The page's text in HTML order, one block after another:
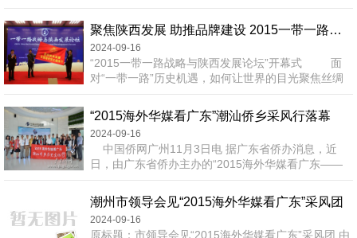
西又当如何依托资源优势实施好“一带一路”？如何让
陕西优秀品牌及品牌企业走出陕西、享誉全国、迈向
世界？围绕“一带一路战略下陕西的机遇与挑战”这一
主题，由中共陕西省委网信办指导，人民日报海外版
官方网站海外网主办，人民日报海外网品牌频道承办
聚焦陕西发展 助推品牌建设 2015一带一路战略与陕西发展论坛在西安隆重召开
2024-09-16
“2015一带一路战略与陕西发展论坛”开幕式 面
对“一带一路”历史机遇，如何让世界的目光聚焦丝绸
动陕西经济社会发展中起到了怎样的促进作用？陕西
又当如何依托资源优势实施好“一带一路”？如何让陕
西优秀品牌及品牌企业走出陕西、享誉全国、迈向世
界？围绕“一带一路战略下陕西的机遇与挑战”这一主
题，由中共...
“2015海外华媒看广东”潮汕侨乡采风行落幕
2024-09-16
中国侨网广州11月3日电 据广东省侨办消息，近
日，由广东省侨办主办的“2015海外华媒看广东――
10月30日上午，“华媒团”一行来到粤东古城揭阳进行
考察采风。揭阳市委常委、宣传部部长方赛妹等欢
迎，并介绍揭阳市社会经济文化发展情况。方赛妹希
潮州市领导会见“2015海外华媒看广东”采风团
2024-09-16
原标题：市领导会见“2015海外华媒看广东”采风团 由